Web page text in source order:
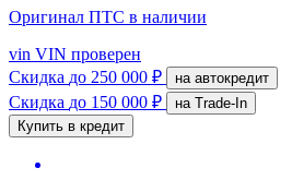
Оригинал ПТС в наличии
vin VIN проверен
Скидка до 250 000 ₽ на автокредит
Скидка до 150 000 ₽
на Trade-In
Купить в кредит